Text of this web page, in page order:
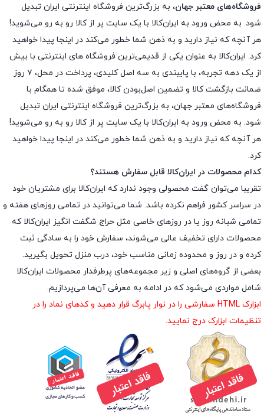
فروشگاه‌های معتبر جهان، به بزرگ‌ترین فروشگاه اینترنتی ایران تبدیل
شود. به محض ورود به ایران‌کالا با یک سایت پر از کالا رو به رو می‌شوید!
هر آنچه که نیاز دارید و به ذهن شما خطور می‌کند در اینجا پیدا خواهید
کرد. ایران‌کالا به عنوان یکی از قدیمی‌ترین فروشگاه های اینترنتی با بیش
از یک دهه تجربه، با پایبندی به سه اصل کلیدی، پرداخت در محل، ۷ روز
ضمانت بازگشت کالا و تضمین اصل‌بودن کالا، موفق شده تا همگام با
فروشگاه‌های معتبر جهان، به بزرگ‌ترین فروشگاه اینترنتی ایران تبدیل
شود. به محض ورود به ایران‌کالا با یک سایت پر از کالا رو به رو می‌شوید!
هر آنچه که نیاز دارید و به ذهن شما خطور می‌کند در اینجا پیدا خواهید
کرد.
کدام محصولات در ایران‌کالا قابل سفارش هستند؟
تقریبا می‌توان گفت محصولی وجود ندارد که ایران‌کالا برای مشتریان خود
در سراسر کشور فراهم نکرده باشد. شما می‌توانید در تمامی روزهای هفته و
تمامی شبانه روز یا در روزهای خاصی مثل حراج شگفت انگیز ایران‌کالا که
محصولات دارای تخفیف عالی می‌شوند، سفارش خود را به سادگی ثبت
کرده و در روز و محدوده زمانی مناسب خود، درب منزل تحویل بگیرید.
بعضی از گروه‌های اصلی و زیر مجموعه‌های پرطرفدار محصولات ایران‌کالا
شامل مواردی می‌شود که در ادامه به معرفی آن‌ها می‌پردازیم.
ابزارک HTML سفارشی را در نوار پابرگ قرار دهید و کدهای نماد را در
تنظیمات ابزارک درج نمایید.